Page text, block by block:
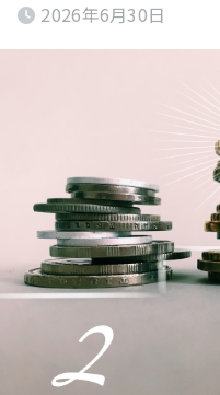
2026年6月30日